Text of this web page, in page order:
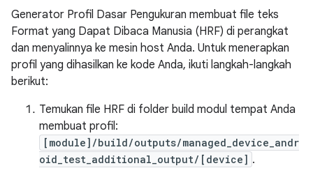
Generator Profil Dasar Pengukuran membuat file teks
Format yang Dapat Dibaca Manusia (HRF) di perangkat
dan menyalinnya ke mesin host Anda. Untuk menerapkan
profil yang dihasilkan ke kode Anda, ikuti langkah-langkah
berikut:
Temukan file HRF di folder build modul tempat Anda
membuat profil:
[module]/build/outputs/managed_device_andr
oid_test_additional_output/[device] .